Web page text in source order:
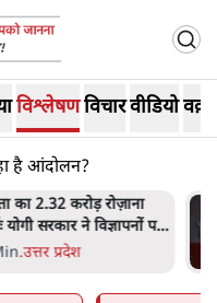
विश्लेषणविचारवीडियो
है आंदोलन?
का 2.32 करोड़ रोज़ाना
योगी सरकार ने विज्ञापनों पर
में मोदी 3.0 को भी पीछे
.उत्तर प्रदेश